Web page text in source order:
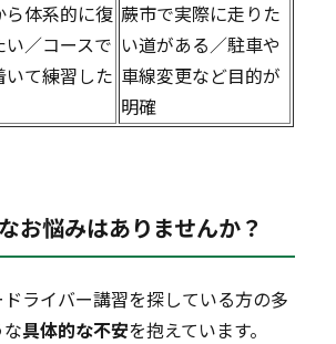
ら体系的に復
い／コースで
いて練習した
蕨市で実際に走りた
い道がある／駐車や
車線変更など目的が
明確
お悩みはありませんか？
ライバー講習を探している方の多
な具体的な不安を抱えています。